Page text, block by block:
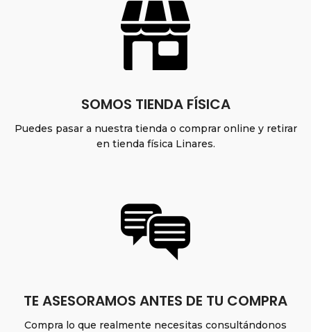
SOMOS TIENDA FÍSICA
Puedes pasar a nuestra tienda o comprar online y retirar
en tienda física Linares.
TE ASESORAMOS ANTES DE TU COMPRA
Compra lo que realmente necesitas consultándonos